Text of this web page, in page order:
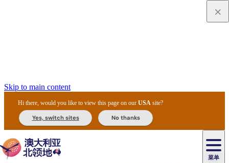
Skip to main content
Hi there, would you like to view this page on ourUSA site?
Yes, switch sites No thanks
菜单